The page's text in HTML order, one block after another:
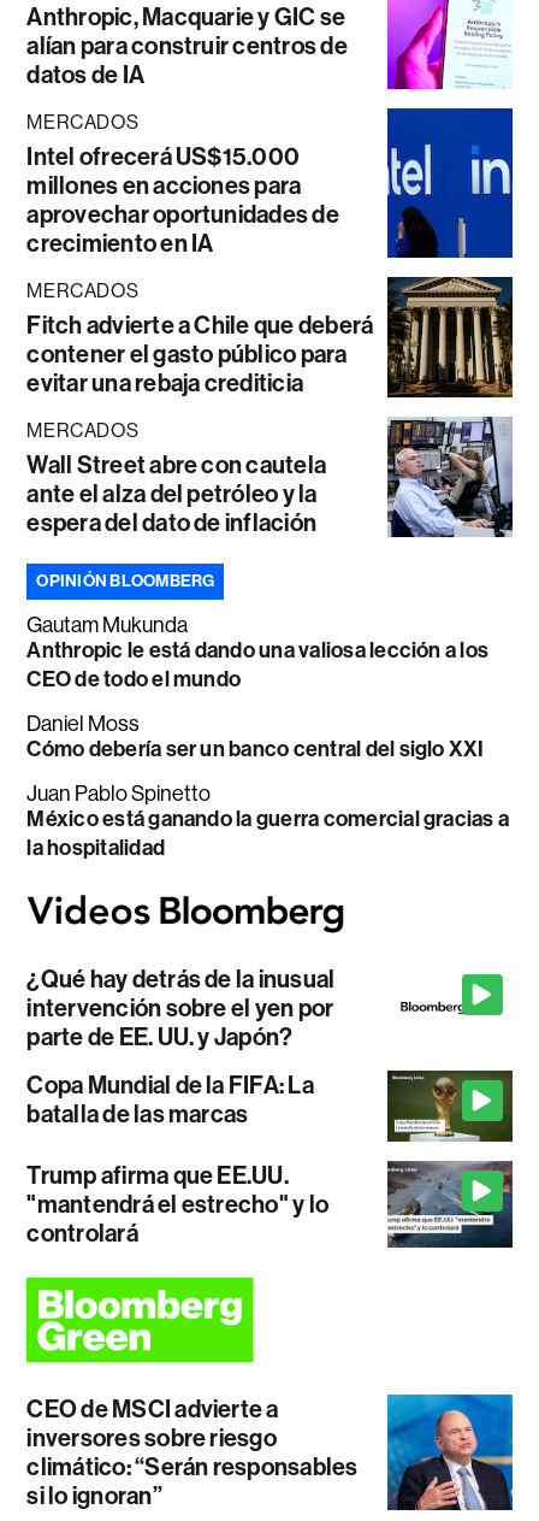
Anthropic, Macquarie y GIC se
alían para construir centros de
datos de IA
MERCADOS
Intel ofrecerá US$15.000
millones en acciones para
aprovechar oportunidades de
crecimiento en IA
MERCADOS
Fitch advierte a Chile que deberá
contener el gasto público para
evitar una rebaja crediticia
MERCADOS
Wall Street abre con cautela
ante el alza del petróleo y la
espera del dato de inflación
OPINIÓN BLOOMBERG
Gautam Mukunda
Anthropic le está dando una valiosa lección a los
CEO de todo el mundo
Daniel Moss
Cómo debería ser un banco central del siglo XXI
Juan Pablo Spinetto
México está ganando la guerra comercial gracias a
la hospitalidad
¿Qué hay detrás de la inusual
intervención sobre el yen por
parte de EE. UU. y Japón?
Copa Mundial de la FIFA: La
batalla de las marcas
Trump afirma que EE.UU.
"mantendrá el estrecho" y lo
controlará
CEO de MSCI advierte a
inversores sobre riesgo
climático: “Serán responsables
si lo ignoran”